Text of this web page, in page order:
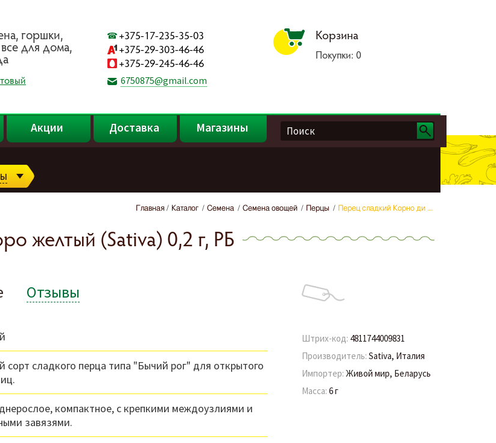
гopшки,
для дoмa,
+375-17-235-35-03
+375-29-303-46-46
+375-29-245-46-46
6750875@gmail.com
Корзина
Покупки:0
Акции Доставка Магазины
Главная Каталог Семена Семена овощей Перцы Перец сладкий Корно ди ...
желтый (Sativa) 0,2 г, РБ
Штрих-код: 4811744009831
Производитель: Sativa, Италия
Импортер: Живой мир, Беларусь
Масса: 6 г
Отзывы
сорт сладкого перца типа "Бычий рог" для открытого
компактное, с крепкими междоузлиями и
завязями.